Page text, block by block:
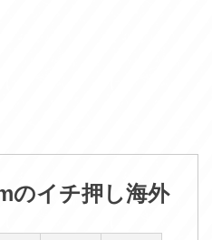
のイチ押し海外